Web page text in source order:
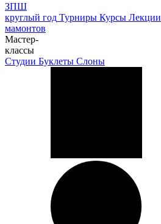
ЗПШ
круглый год Турниры Курсы Лекции
мамонтов
Мастер-
классы
Студии Буклеты Слоны